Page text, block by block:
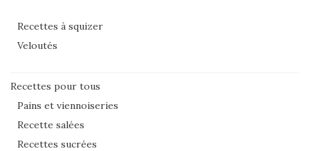
Recettes à squizer
Veloutés
Recettes pour tous
Pains et viennoiseries
Recette salées
Recettes sucrées